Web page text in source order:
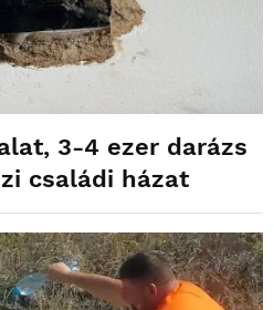
3-4 ezer darázs
családi házat